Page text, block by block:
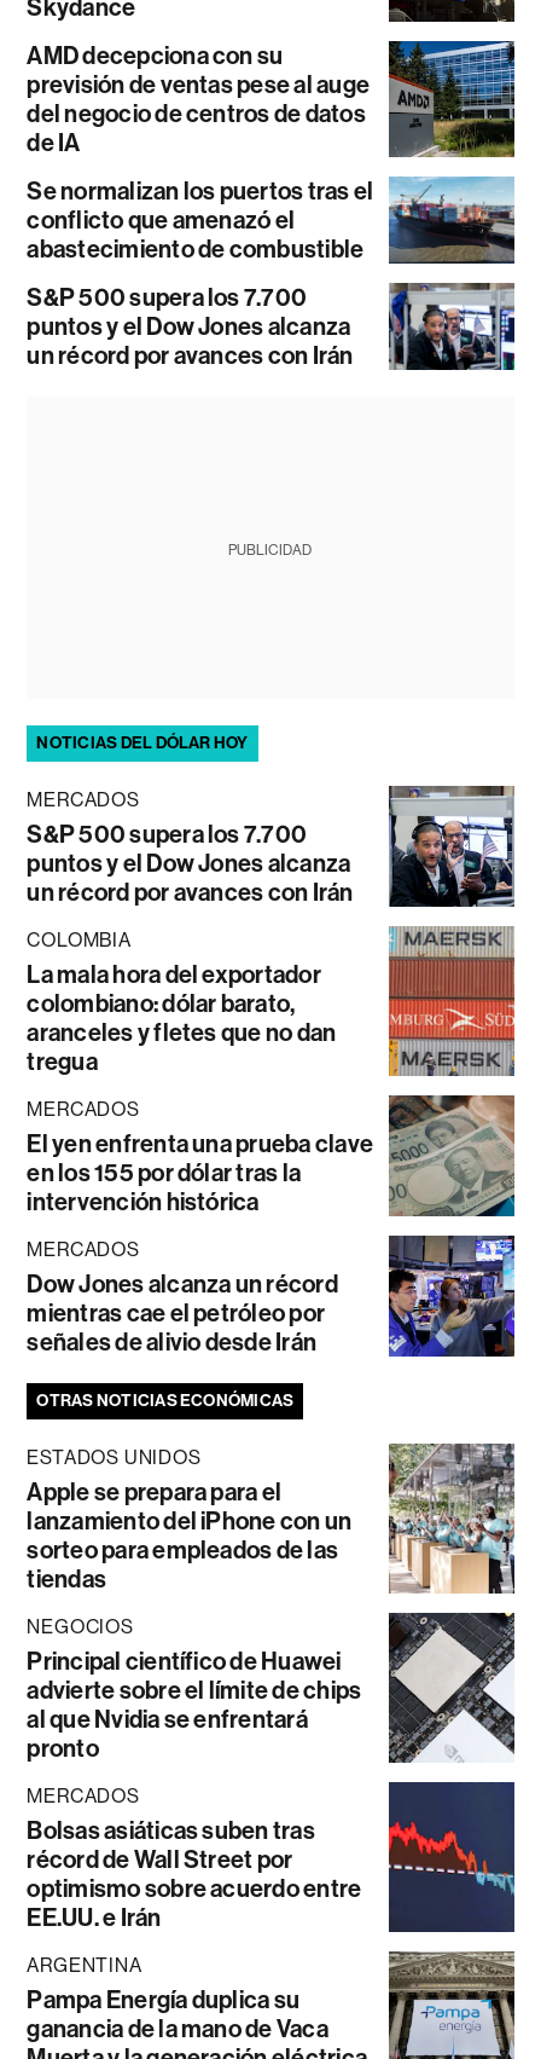
Skydance
AMD decepciona con su
previsión de ventas pese al auge
del negocio de centros de datos
de IA
Se normalizan los puertos tras el
conflicto que amenazó el
abastecimiento de combustible
S&P 500 supera los 7.700
puntos y el Dow Jones alcanza
un récord por avances con Irán
PUBLICIDAD
NOTICIAS DEL DÓLAR HOY
MERCADOS
S&P 500 supera los 7.700
puntos y el Dow Jones alcanza
un récord por avances con Irán
COLOMBIA
La mala hora del exportador
colombiano: dólar barato,
aranceles y fletes que no dan
tregua
MERCADOS
El yen enfrenta una prueba clave
en los 155 por dólar tras la
intervención histórica
MERCADOS
Dow Jones alcanza un récord
mientras cae el petróleo por
señales de alivio desde Irán
OTRAS NOTICIAS ECONÓMICAS
ESTADOS UNIDOS
Apple se prepara para el
lanzamiento del iPhone con un
sorteo para empleados de las
tiendas
NEGOCIOS
Principal científico de Huawei
advierte sobre el límite de chips
al que Nvidia se enfrentará
pronto
MERCADOS
Bolsas asiáticas suben tras
récord de Wall Street por
optimismo sobre acuerdo entre
EE.UU. e Irán
ARGENTINA
Pampa Energía duplica su
ganancia de la mano de Vaca